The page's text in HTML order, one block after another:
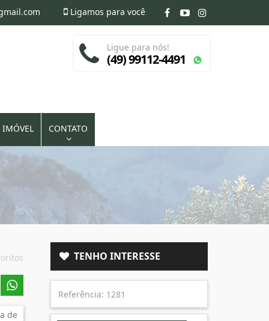
Ligamos para você
IMÓVEL CONTATO
Ligue para nós!
(49) 99112-4491
de
TENHO INTERESSE